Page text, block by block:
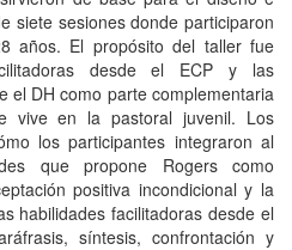
siete sesiones donde participaron
años. El propósito del taller fue
desde el ECP y las
el DH como parte complementaria
vive en la pastoral juvenil. Los
los participantes integraron al
que propone Rogers como
positiva incondicional y la
habilidades facilitadoras desde el
síntesis, confrontación y